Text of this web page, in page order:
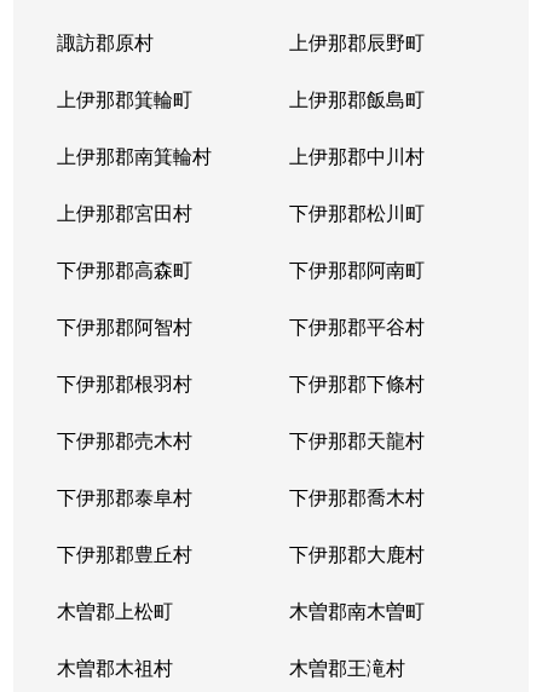
諏訪郡原村 上伊那郡辰野町
上伊那郡箕輪町 上伊那郡飯島町
上伊那郡南箕輪村 上伊那郡中川村
上伊那郡宮田村 下伊那郡松川町
下伊那郡高森町 下伊那郡阿南町
下伊那郡阿智村 下伊那郡平谷村
下伊那郡根羽村 下伊那郡下條村
下伊那郡売木村 下伊那郡天龍村
下伊那郡泰阜村 下伊那郡喬木村
下伊那郡豊丘村 下伊那郡大鹿村
木曽郡上松町 木曽郡南木曽町
木曽郡木祖村 木曽郡王滝村